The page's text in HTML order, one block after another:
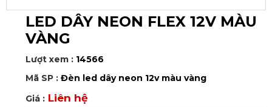
LED DÂY NEON FLEX 12V MÀU
VÀNG
Lượt xem : 14566
Mã SP : Đèn led dây neon 12v màu vàng
Giá : Liên hệ